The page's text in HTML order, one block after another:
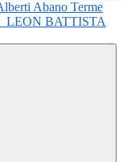
LEON BATTISTA